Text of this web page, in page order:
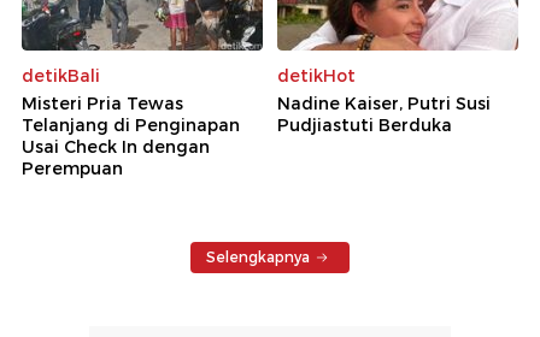
detikBali
Misteri Pria Tewas
Telanjang di Penginapan
Usai Check In dengan
Perempuan
detikHot
Nadine Kaiser, Putri Susi
Pudjiastuti Berduka
Selengkapnya